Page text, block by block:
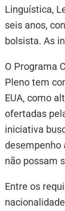
Linguística,
seis anos,
bolsista. As
O Programa
Pleno tem
EUA, como
ofertadas
iniciativa
desempenho
não possam
Entre os